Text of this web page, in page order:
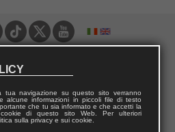
tua navigazione su questo sito verranno
alcune informazioni in piccoli file di testo
che tu sia informato e che accetti la
di questo sito Web. Per ulteriori
sulla privacy e sui cookie.